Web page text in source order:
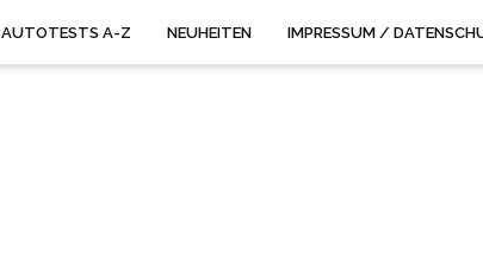
AUTOTESTS A-Z NEUHEITEN IMPRESSUM /